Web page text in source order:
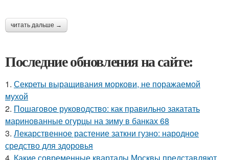
читать дальше →
Последние обновления на сайте:
1. Секреты выращивания моркови, не поражаемой
мухой
2. Пошаговое руководство: как правильно закатать
маринованные огурцы на зиму в банках 68
3. Лекарственное растение заткни гузно: народное
средство для здоровья
4. Какие современные кварталы Москвы представляют